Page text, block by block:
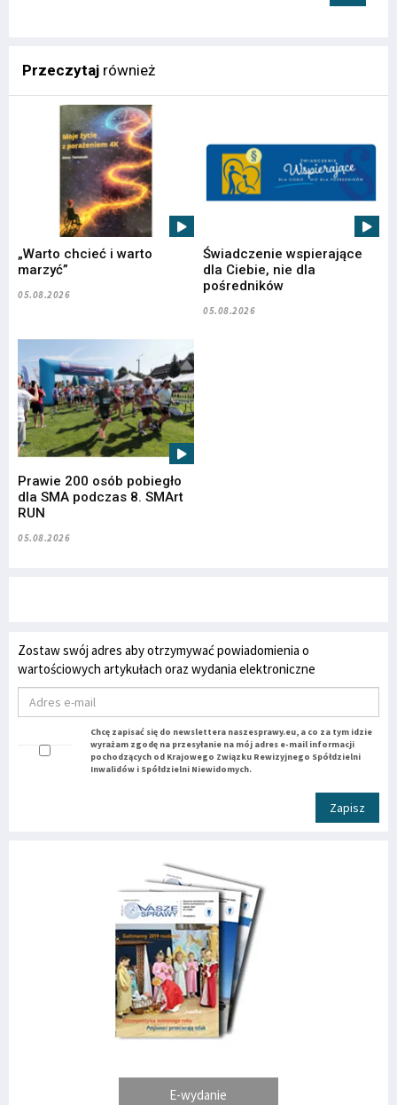
Przeczytaj również
„Warto chcieć i warto
marzyć”
05.08.2026
Świadczenie wspierające
dla Ciebie, nie dla
pośredników
05.08.2026
Prawie 200 osób pobiegło
dla SMA podczas 8. SMArt
RUN
05.08.2026
Zostaw swój adres aby otrzymywać powiadomienia o
wartościowych artykułach oraz wydania elektroniczne
Chcę zapisać się do newslettera naszesprawy.eu, a co za tym idzie
wyrażam zgodę na przesyłanie na mój adres e-mail informacji
pochodzących od Krajowego Związku Rewizyjnego Spółdzielni
Inwalidów i Spółdzielni Niewidomych.
Zapisz
E-wydanie